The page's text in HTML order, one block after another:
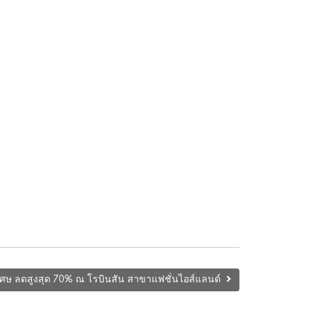
ศษ ลดสูงสุด 70% ณ โรบินสัน สาขาแฟชั่นไอส์แลนด์